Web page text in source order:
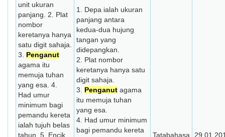
unit ukuran
panjang. 2. Plat
nombor
keretanya hanya
satu digit sahaja.
3. Penganut
agama itu
memuja tuhan
yang esa. 4.
Had umur
minimum bagi
pemandu kereta
ialah tujuh belas
tahun. 5. Encik
1. Depa ialah ukuran
panjang antara
kedua-dua hujung
tangan yang
didepangkan.
2. Plat nombor
keretanya hanya satu
digit sahaja.
3. Penganut agama
itu memuja tuhan
yang esa.
4. Had umur minimum
bagi pemandu kereta
Tatabahasa